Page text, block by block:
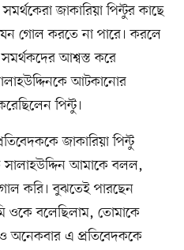
জাকারিয়া পিন্টুর কাছে
গোল করতে না পারে। করলে
আশ্বস্ত করে
আটকানোর
পিন্টু।
জাকারিয়া পিন্টু
সালাহউদ্দিন আমাকে বলল,
করি। বুঝতেই পারছেন
ওকে বলেছিলাম, তোমাকে
অনেকবার এ প্রতিবেদককে